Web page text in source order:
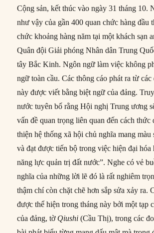
Cộng sản, kết thúc vào ngày 31 tháng 10.
như vậy của gần 400 quan chức hàng đầu
chức khoảng hàng năm tại một khách sạn
Quân đội Giải phóng Nhân dân Trung
tây Bắc Kinh. Ngôn ngữ làm việc không
ngữ toàn cầu. Các thông cáo phát ra từ
này được viết bằng biệt ngữ của đảng.
nước tuyên bố rằng Hội nghị Trung ương
vấn đề quan trọng liên quan đến cách thức
thiện hệ thống xã hội chủ nghĩa mang màu
và đạt được tiến bộ trong việc hiện đại hóa
năng lực quản trị đất nước”. Nghe có vẻ
nghĩa của những lời lẽ đó là rất nghiêm
thậm chí còn chặt chẽ hơn sắp sửa xảy ra.
được thể hiện trong tháng này bởi một tạp
của đảng, tờ Qiushi (Cầu Thị), trong các